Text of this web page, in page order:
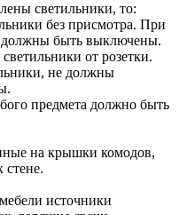
светильники, то:
без присмотра. При
должны быть выключены.
от розетки.
не должны
предмета должно быть
на крышки комодов,
источники